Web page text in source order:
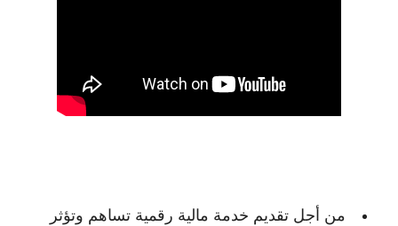
من أجل تقديم خدمة مالية رقمية تساهم وتؤثر